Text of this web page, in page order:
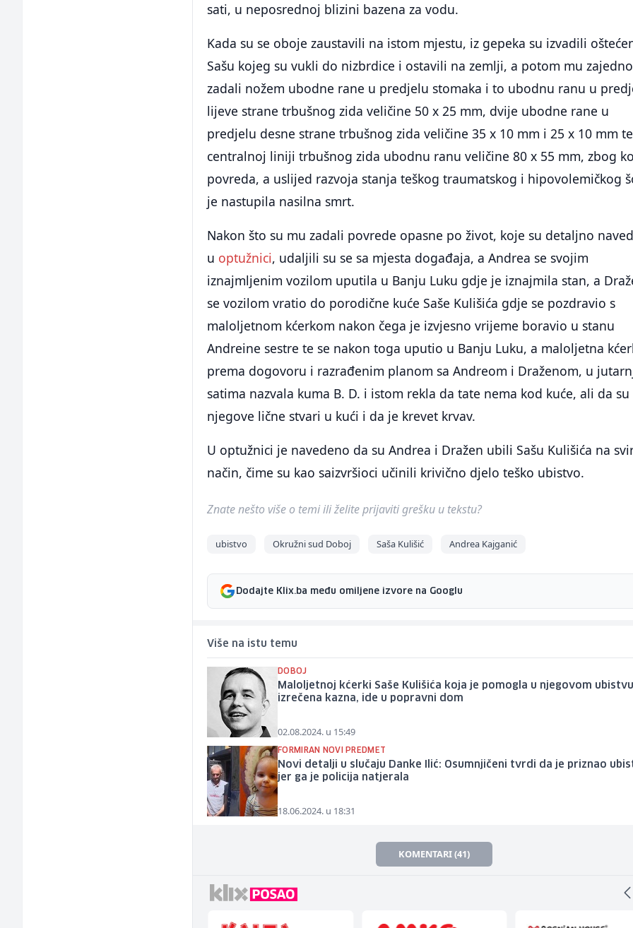
sati, u neposrednoj blizini bazena za vodu.
Kada su se oboje zaustavili na istom mjestu, iz gepeka su izvadili
Sašu kojeg su vukli do nizbrdice i ostavili na zemlji, a potom mu zajedno
zadali nožem ubodne rane u predjelu stomaka i to ubodnu ranu u
lijeve strane trbušnog zida veličine 50 x 25 mm, dvije ubodne rane u
predjelu desne strane trbušnog zida veličine 35 x 10 mm i 25 x 10 mm
centralnoj liniji trbušnog zida ubodnu ranu veličine 80 x 55 mm, zbog
povreda, a uslijed razvoja stanja teškog traumatskog i hipovolemičkog
je nastupila nasilna smrt.
Nakon što su mu zadali povrede opasne po život, koje su detaljno
u optužnici, udaljili su se sa mjesta događaja, a Andrea se svojim
iznajmljenim vozilom uputila u Banju Luku gdje je iznajmila stan, a
se vozilom vratio do porodične kuće Saše Kulišića gdje se pozdravio s
maloljetnom kćerkom nakon čega je izvjesno vrijeme boravio u stanu
Andreine sestre te se nakon toga uputio u Banju Luku, a maloljetna
prema dogovoru i razrađenim planom sa Andreom i Draženom, u
satima nazvala kuma B. D. i istom rekla da tate nema kod kuće, ali da su
njegove lične stvari u kući i da je krevet krvav.
U optužnici je navedeno da su Andrea i Dražen ubili Sašu Kulišića na
način, čime su kao saizvršioci učinili krivično djelo teško ubistvo.
Znate nešto više o temi ili želite prijaviti grešku u tekstu?
ubistvo Okružni sud Doboj Saša Kulišić Andrea Kajganić
Dodajte Klix.ba među omiljene izvore na Googlu
Više na istu temu
DOBOJ
Maloljetnoj kćerki Saše Kulišića koja je pomogla u njegovom ubistvu
izrečena kazna, ide u popravni dom
02.08.2024. u 15:49
FORMIRAN NOVI PREDMET
Novi detalji u slučaju Danke Ilić: Osumnjičeni tvrdi da je priznao
jer ga je policija natjerala
18.06.2024. u 18:31
KOMENTARI (41)